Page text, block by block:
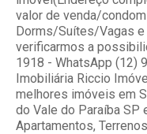
valor de venda/
Dorms/Suítes/Vagas
verificarmos a
1918 - WhatsApp (12)
Imobiliária Riccio
melhores imóveis em
do Vale do Paraíba SP
Apartamentos,